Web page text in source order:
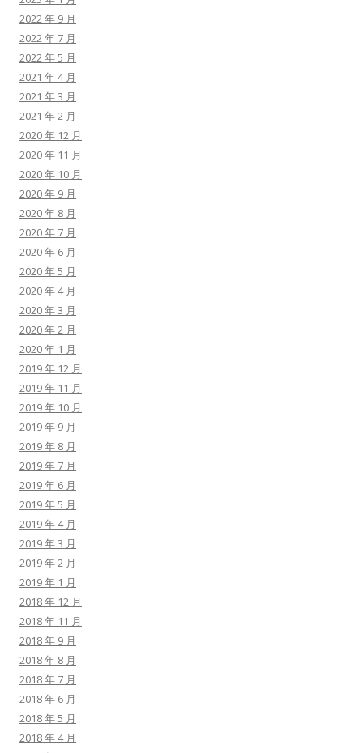
2022 年 9 月
2022 年 7 月
2022 年 5 月
2021 年 4 月
2021 年 3 月
2021 年 2 月
2020 年 12 月
2020 年 11 月
2020 年 10 月
2020 年 9 月
2020 年 8 月
2020 年 7 月
2020 年 6 月
2020 年 5 月
2020 年 4 月
2020 年 3 月
2020 年 2 月
2020 年 1 月
2019 年 12 月
2019 年 11 月
2019 年 10 月
2019 年 9 月
2019 年 8 月
2019 年 7 月
2019 年 6 月
2019 年 5 月
2019 年 4 月
2019 年 3 月
2019 年 2 月
2019 年 1 月
2018 年 12 月
2018 年 11 月
2018 年 9 月
2018 年 8 月
2018 年 7 月
2018 年 6 月
2018 年 5 月
2018 年 4 月